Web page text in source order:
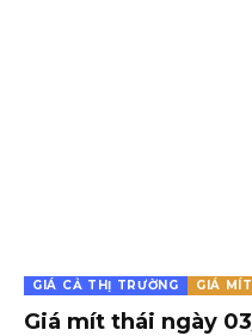
GIÁ CẢ THỊ TRƯỜNG GIÁ
Giá mít thái ngày